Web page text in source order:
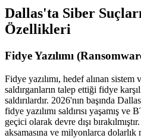
Dallas'ta Siber
Özellikleri
Fidye Yazılımı
Fidye yazılımı, hedef alınan
saldırganların talep ettiği fidye
saldırılardır. 2026'nın başında
fidye yazılımı saldırısı yaşamış
geçici olarak devre dışı
aksamasına ve milyonlarca